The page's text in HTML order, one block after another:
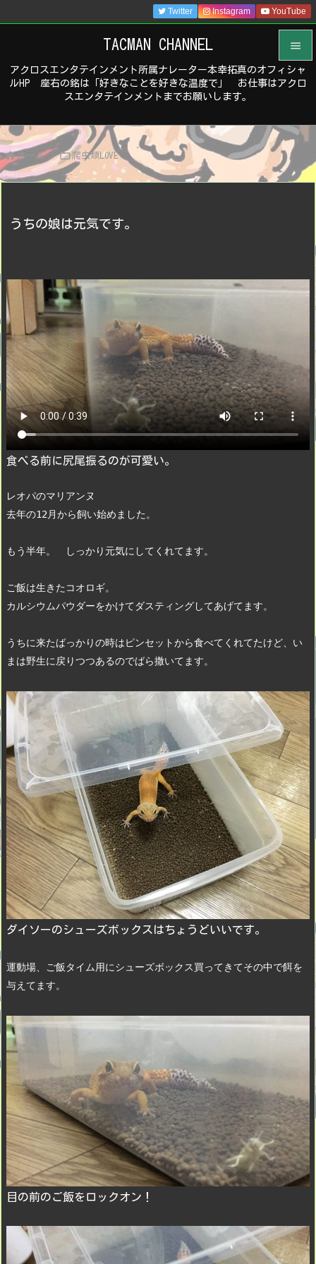
TACMAN CHANNEL
アクロスエンタテインメント所属ナレーター本幸拓真のオフィシャ
ルHP 座右の銘は「好きなことを好きな温度で」 お仕事はアクロ
スエンタテインメントまでお願いします。


メニュ
サイド

前へ

Twitter Instagram YouTube
ホーム > 爬虫類LOVE
うちの娘は元気です。
食べる前に尻尾振るのが可愛い。
レオパのマリアンヌ
去年の12月から飼い始めました。
もう半年。　しっかり元気にしてくれてます。
ご飯は生きたコオロギ。
カルシウムパウダーをかけてダスティングしてあげてます。
うちに来たばっかりの時はピンセットから食べてくれてたけど、い
まは野生に戻りつつあるのでばら撒いてます。
ダイソーのシューズボックスはちょうどいいです。
運動場、ご飯タイム用にシューズボックス買ってきてその中で餌を
与えてます。
目の前のご飯をロックオン！